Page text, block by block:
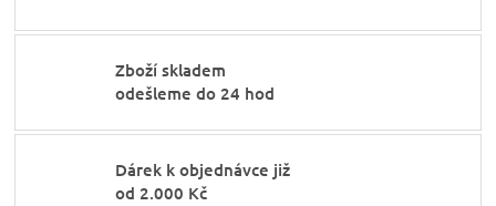
Zboží skladem
odešleme do 24 hod
Dárek k objednávce již
od 2.000 Kč